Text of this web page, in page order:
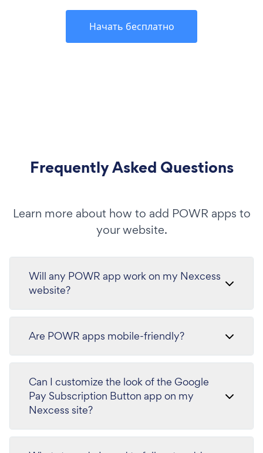
Начать бесплатно
Frequently Asked Questions
Learn more about how to add POWR apps to
your website.
Will any POWR app work on my Nexcess
website?
Are POWR apps mobile-friendly?
Can I customize the look of the Google
Pay Subscription Button app on my
Nexcess site?